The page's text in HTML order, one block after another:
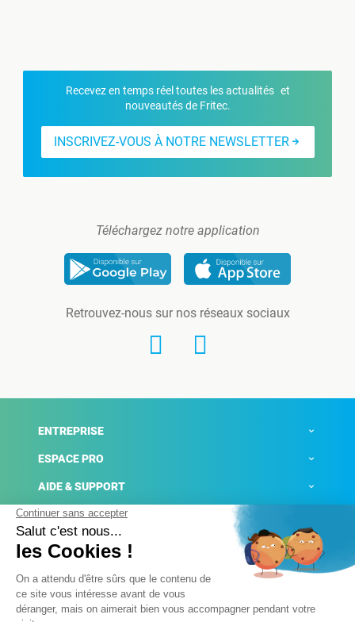
Recevez en temps réel toutes les actualités et
nouveautés de Fritec.
INSCRIVEZ-VOUS À NOTRE NEWSLETTER
Téléchargez notre application
Retrouvez-nous sur nos réseaux sociaux
ENTREPRISE
ESPACE PRO
AIDE & SUPPORT
ACTUALITÉS
Mentions légales